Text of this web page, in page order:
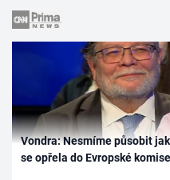
Vondra: Nesmíme působit
se opřela do Evropské komise